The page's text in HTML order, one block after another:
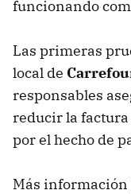
funcionando
Las primeras
local de
responsables
reducir la
por el hecho de
Más información